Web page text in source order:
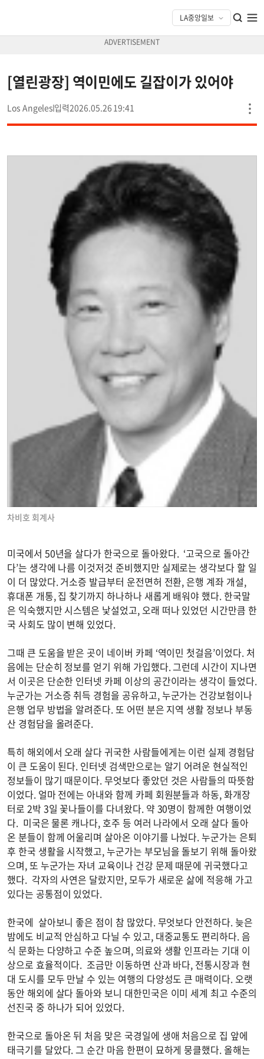
[열린광장] 역이민에도 길잡이가 있어야
Los Angeles 2026.05.26 19:41
차비호 회계사
미국에서 50년을 살다가 한국으로 돌아왔다. ‘고국으로 돌아간
다’는 생각에 나름 이것저것 준비했지만 실제로는 생각보다 할 일
이 더 많았다. 거소증 발급부터 운전면허 전환, 은행 계좌 개설,
휴대폰 개통, 집 찾기까지 하나하나 새롭게 배워야 했다. 한국말
은 익숙했지만 시스템은 낯설었고, 오래 떠나 있었던 시간만큼 한
국 사회도 많이 변해 있었다.
그때 큰 도움을 받은 곳이 네이버 카페 ‘역이민 첫걸음’이었다. 처
음에는 단순히 정보를 얻기 위해 가입했다. 그런데 시간이 지나면
서 이곳은 단순한 인터넷 카페 이상의 공간이라는 생각이 들었다.
누군가는 거소증 취득 경험을 공유하고, 누군가는 건강보험이나
은행 업무 방법을 알려준다. 또 어떤 분은 지역 생활 정보나 부동
산 경험담을 올려준다.
특히 해외에서 오래 살다 귀국한 사람들에게는 이런 실제 경험담
이 큰 도움이 된다. 인터넷 검색만으로는 알기 어려운 현실적인
정보들이 많기 때문이다. 무엇보다 좋았던 것은 사람들의 따뜻함
이었다. 얼마 전에는 아내와 함께 카페 회원분들과 하동, 화개장
터로 2박 3일 꽃나들이를 다녀왔다. 약 30명이 함께한 여행이었
다. 미국은 물론 캐나다, 호주 등 여러 나라에서 오래 살다 돌아
온 분들이 함께 어울리며 살아온 이야기를 나눴다. 누군가는 은퇴
후 한국 생활을 시작했고, 누군가는 부모님을 돌보기 위해 돌아왔
으며, 또 누군가는 자녀 교육이나 건강 문제 때문에 귀국했다고
했다. 각자의 사연은 달랐지만, 모두가 새로운 삶에 적응해 가고
있다는 공통점이 있었다.
한국에 살아보니 좋은 점이 참 많았다. 무엇보다 안전하다. 늦은
밤에도 비교적 안심하고 다닐 수 있고, 대중교통도 편리하다. 음
식 문화는 다양하고 수준 높으며, 의료와 생활 인프라는 기대 이
상으로 효율적이다. 조금만 이동하면 산과 바다, 전통시장과 현
대 도시를 모두 만날 수 있는 여행의 다양성도 큰 매력이다. 오랫
동안 해외에 살다 돌아와 보니 대한민국은 이미 세계 최고 수준의
선진국 중 하나가 되어 있었다.
한국으로 돌아온 뒤 처음 맞은 국경일에 생애 처음으로 집 앞에
태극기를 달았다. 그 순간 마음 한편이 묘하게 뭉클했다. 올해는